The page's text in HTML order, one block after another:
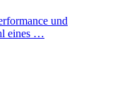
und
eines …